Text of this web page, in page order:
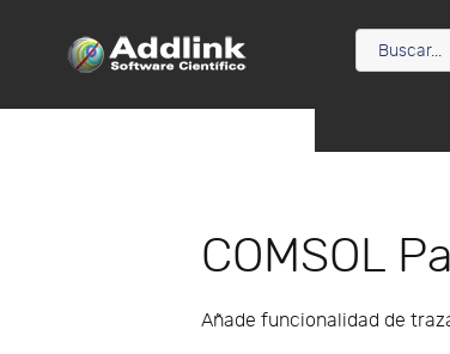
COMSOL
Añade funcionalidad de